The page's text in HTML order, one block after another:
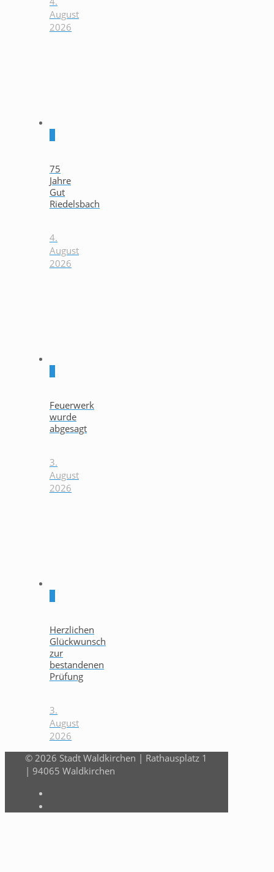
August
2026
75
Jahre
Gut
Riedelsbach
4.
August
2026
Feuerwerk
wurde
abgesagt
3.
August
2026
Herzlichen
Glückwunsch
zur
bestandenen
Prüfung
3.
August
2026
© 2026 Stadt Waldkirchen | Rathausplatz 1
| 94065 Waldkirchen